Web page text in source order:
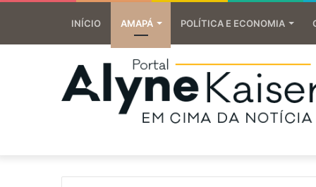
INÍCIO AMAPÁ POLÍTICA E ECONOMIA